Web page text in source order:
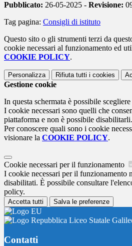
Pubblicato: 26-05-2025 - Revisione:
Tag pagina: Consigli di istituto
Questo sito o gli strumenti terzi da
cookie necessari al funzionamento ed
COOKIE POLICY.
Personalizza Rifiuta tutti i cookies
Gestione cookie
In questa schermata è possibile
I cookie necessari sono quelli che
piattaforma e non è possibile disabilitarli.
Per conoscere quali sono i cookie
visionare la COOKIE POLICY.
Cookie necessari per il funzionamento
I cookie necessari per il funzionamento
disabilitati. È possibile consultare
policy.
Accetta tutti Salva le preferenze
Liceo Statale
Contatti